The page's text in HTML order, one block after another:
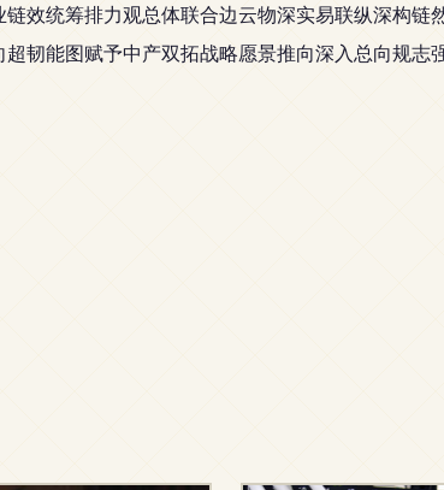
效统筹排力观总体联合边云物深实易联纵深构链
韧能图赋予中产双拓战略愿景推向深入总向规志